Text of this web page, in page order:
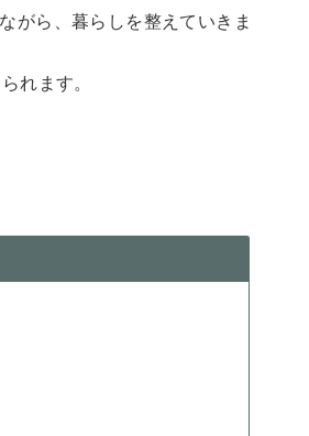
がら、暮らしを整えていきま
れます。